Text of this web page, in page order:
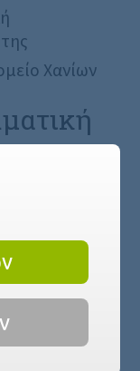
Χανίων
του
και στις